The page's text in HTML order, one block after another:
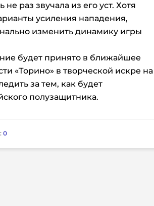
раз звучала из его уст. Хотя
усиления нападения,
изменить динамику игры
будет принято в ближайшее
«Торино» в творческой искре на
за тем, как будет
полузащитника.
0